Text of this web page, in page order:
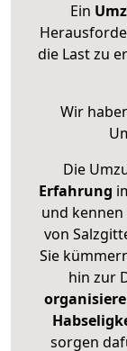
Ein
die Last zu
Wir
Die
Erfahrung
und
von
Sie
hin zur
sorgen